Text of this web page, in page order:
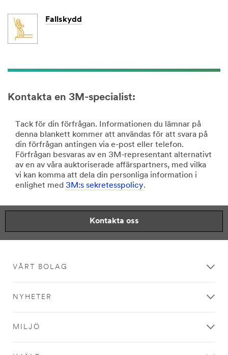
Fallskydd
Kontakta en 3M-specialist:
Tack för din förfrågan. Informationen du lämnar på
denna blankett kommer att användas för att svara på
din förfrågan antingen via e-post eller telefon.
Förfrågan besvaras av en 3M-representant alternativt
av en av våra auktoriserade affärspartners, med vilka
vi kan komma att dela din personliga information i
enlighet med 3M:s sekretesspolicy.
Kontakta oss
VÅRT BOLAG
NYHETER
MILJÖ